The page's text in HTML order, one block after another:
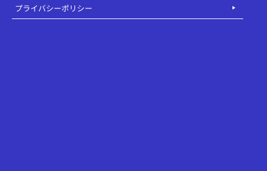
プライバシーポリシー